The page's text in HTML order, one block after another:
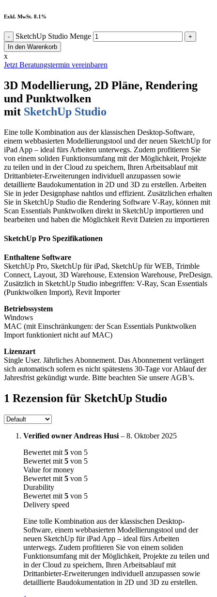
Exkl. MwSt. 8.1%
SketchUp Studio Menge
In den Warenkorb
x
Jetzt Beratungstermin vereinbaren
3D Modellierung, 2D Pläne, Rendering
und Punktwolken
mit SketchUp Studio
Eine tolle Kombination aus der klassischen Desktop-Software,
einem webbasierten Modellierungstool und der neuen SketchUp for
iPad App – ideal fürs Arbeiten unterwegs. Zudem profitieren Sie
von einem soliden Funktionsumfang mit der Möglichkeit, Projekte
zu teilen und in der Cloud zu speichern, Ihren Arbeitsablauf mit
Drittanbieter-Erweiterungen individuell anzupassen sowie
detaillierte Baudokumentation in 2D und 3D zu erstellen. Arbeiten
Sie in jeder Designphase nahtlos und effizient. Zusätzlichen erhalten
Sie in SketchUp Studio die Rendering Software V-Ray, können mit
Scan Essentials Punktwolken direkt in SketchUp importieren und
bearbeiten und haben die Möglichkeit Revit Dateien zu importieren
SketchUp Pro Spezifikationen
Enthaltene Software
SketchUp Pro, SketchUp für iPad, SketchUp für WEB, Trimble
Connect, Layout, 3D Warehouse, Extension Warehouse, PreDesign.
Zusätzlich in SketchUp Studio inbegriffen: V-Ray, Scan Essentials
(Punktwolken Import), Revit Importer
Betriebssystem
Windows
MAC (mit Einschränkungen: der Scan Essentials Punktwolken
Import funktioniert nicht auf MAC)
Lizenzart
Single User. Jährliches Abonnement. Das Abonnement verlängert
sich automatisch sofern es nicht spätestens 30-Tage vor Ablauf der
Jahresfrist gekündigt wurde. Bitte beachten Sie unsere AGB’s.
1 Rezension für SketchUp Studio
Verified owner Andreas Husi – 8. Oktober 2025
Bewertet mit 5 von 5
Bewertet mit 5 von 5
Value for money
Bewertet mit 5 von 5
Durability
Bewertet mit 5 von 5
Delivery speed
Eine tolle Kombination aus der klassischen Desktop-
Software, einem webbasierten Modellierungstool und der
neuen SketchUp für iPad App – ideal fürs Arbeiten
unterwegs. Zudem profitieren Sie von einem soliden
Funktionsumfang mit der Möglichkeit, Projekte zu teilen und
in der Cloud zu speichern, Ihren Arbeitsablauf mit
Drittanbieter-Erweiterungen individuell anzupassen sowie
detaillierte Baudokumentation in 2D und 3D zu erstellen.